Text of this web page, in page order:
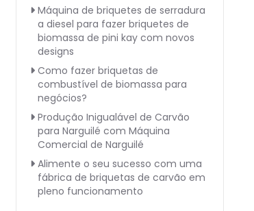
Máquina de briquetes de serradura
a diesel para fazer briquetes de
biomassa de pini kay com novos
designs
Como fazer briquetas de
combustível de biomassa para
negócios?
Produção Inigualável de Carvão
para Narguilé com Máquina
Comercial de Narguilé
Alimente o seu sucesso com uma
fábrica de briquetas de carvão em
pleno funcionamento